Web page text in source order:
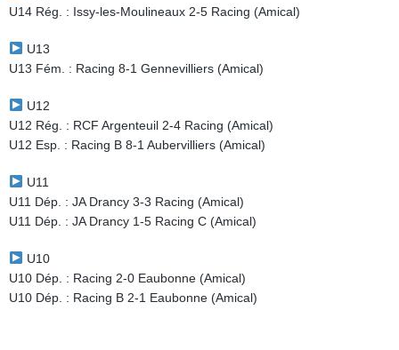
U14 Rég. : Issy-les-Moulineaux 2-5 Racing (Amical)
U13
U13 Fém. : Racing 8-1 Gennevilliers (Amical)
U12
U12 Rég. : RCF Argenteuil 2-4 Racing (Amical)
U12 Esp. : Racing B 8-1 Aubervilliers (Amical)
U11
U11 Dép. : JA Drancy 3-3 Racing (Amical)
U11 Dép. : JA Drancy 1-5 Racing C (Amical)
U10
U10 Dép. : Racing 2-0 Eaubonne (Amical)
U10 Dép. : Racing B 2-1 Eaubonne (Amical)